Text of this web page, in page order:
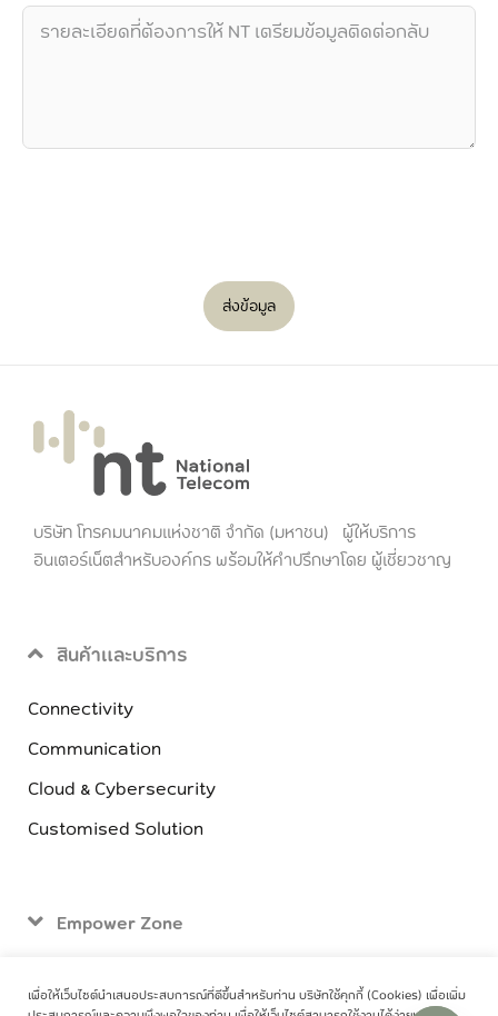
ส่งข้อมูล
บริษัท โทรคมนาคมแห่งชาติ จำกัด (มหาชน) ผู้ให้บริการ
อินเตอร์เน็ตสำหรับองค์กร พร้อมให้คำปรึกษาโดย ผู้เชี่ยวชาญ
สินค้าและบริการ
Connectivity
Communication
Cloud & Cybersecurity
Customised Solution
Empower Zone
เพื่อให้เว็บไซต์นำเสนอประสบการณ์ที่ดีขึ้นสำหรับท่าน บริษัทใช้คุกกี้ (Cookies) เพื่อเพิ่ม